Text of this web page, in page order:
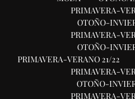
PRIMAVERA-
OTOÑO-
PRIMAVERA-
OTOÑO-
PRIMAVERA-VERANO 21/22
PRIMAVERA-
OTOÑO-
PRIMAVERA-